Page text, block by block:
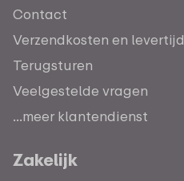
Contact
Verzendkosten en levertijd
Terugsturen
Veelgestelde vragen
...meer klantendienst
Zakelijk